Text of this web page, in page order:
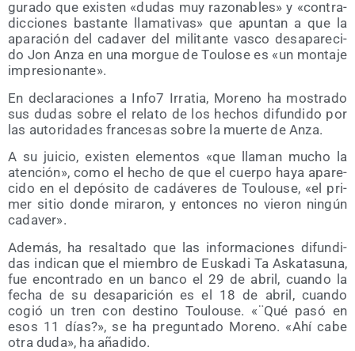
gu­ra­do que exis­ten «dudas muy razo­na­bles» y «con­tra­
dic­cio­nes bas­tan­te lla­ma­ti­vas» que apun­tan a que la
apa­ra­ción del cada­ver del mili­tan­te vas­co des­apa­re­ci­
do Jon Anza en una mor­gue de Tou­lo­se es «un mon­ta­je
impresionante».
En decla­ra­cio­nes a Info7 Irra­tia, Moreno ha mos­tra­do
sus dudas sobre el rela­to de los hechos difun­di­do por
las auto­ri­da­des fran­ce­sas sobre la muer­te de Anza.
A su jui­cio, exis­ten ele­men­tos «que lla­man mucho la
aten­ción», como el hecho de que el cuer­po haya apa­re­
ci­do en el depó­si­to de cadá­ve­res de Tou­lou­se, «el pri­
mer sitio don­de mira­ron, y enton­ces no vie­ron nin­gún
cadaver».
Ade­más, ha resal­ta­do que las infor­ma­cio­nes difun­di­
das indi­can que el miem­bro de Eus­ka­di Ta Aska­ta­su­na,
fue encon­tra­do en un ban­co el 29 de abril, cuan­do la
fecha de su des­apa­ri­ción es el 18 de abril, cuan­do
cogió un tren con des­tino Tou­lou­se. «¨Qué pasó en
esos 11 días?», se ha pre­gun­ta­do Moreno. «Ahí cabe
otra duda», ha añadido.